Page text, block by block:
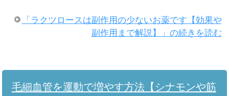
「ラクツロースは副作用の少ないお薬です【効果や
副作用まで解説】」の続きを読む
毛細血管を運動で増やす方法【シナモンや筋